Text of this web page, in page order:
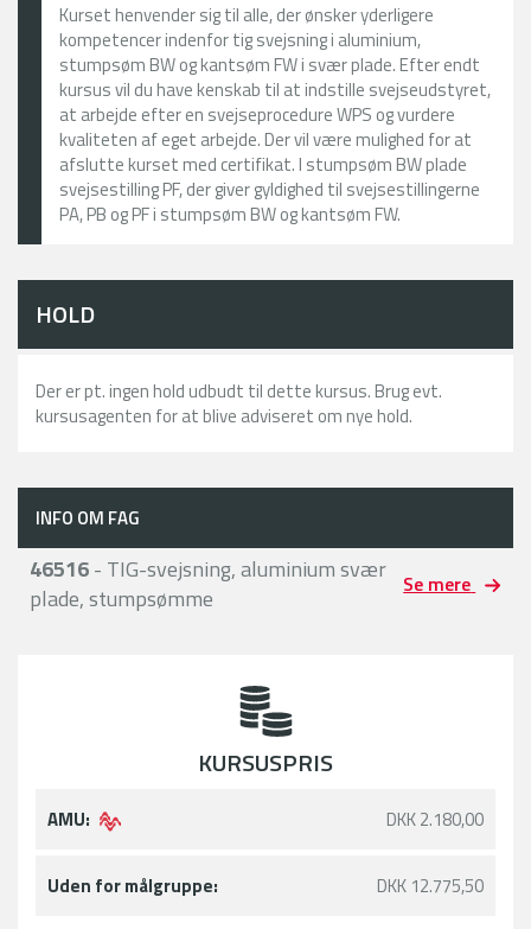
Kurset henvender sig til alle, der ønsker yderligere
kompetencer indenfor tig svejsning i aluminium,
stumpsøm BW og kantsøm FW i svær plade. Efter endt
kursus vil du have kenskab til at indstille svejseudstyret,
at arbejde efter en svejseprocedure WPS og vurdere
kvaliteten af eget arbejde. Der vil være mulighed for at
afslutte kurset med certifikat. I stumpsøm BW plade
svejsestilling PF, der giver gyldighed til svejsestillingerne
PA, PB og PF i stumpsøm BW og kantsøm FW.
HOLD
Der er pt. ingen hold udbudt til dette kursus. Brug evt.
kursusagenten for at blive adviseret om nye hold.
INFO OM FAG
46516- TIG-svejsning, aluminium svær
plade, stumpsømme
Se mere
KURSUSPRIS
AMU: DKK 2.180,00
Uden for målgruppe: DKK 12.775,50